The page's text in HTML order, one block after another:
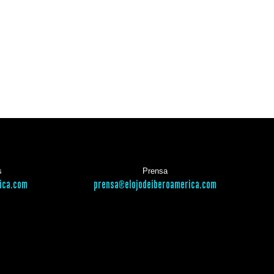
Prensa
prensa@elojodeiberoamerica.com